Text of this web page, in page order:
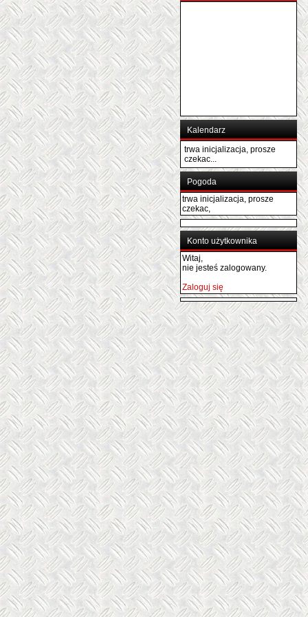
Kalendarz
trwa inicjalizacja, prosze
czekac...
Pogoda
trwa inicjalizacja, prosze
czekac,
Konto użytkownika
Witaj,
nie jesteś zalogowany.
Zaloguj się